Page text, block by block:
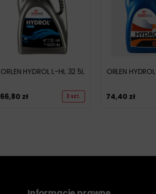
ORLEN HYDROL L-HL 32 5L
66,80 zł 3 szt.
ORLEN
74,40 zł